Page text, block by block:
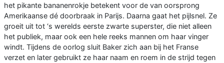
het pikante bananenrokje betekent voor de van oorsprong
Amerikaanse dé doorbraak in Parijs. Daarna gaat het pijlsnel. Ze
groeit uit tot ‘s werelds eerste zwarte superster, die niet alleen
het publiek, maar ook een hele reeks mannen om haar vinger
windt. Tijdens de oorlog sluit Baker zich aan bij het Franse
verzet en later gebruikt ze haar naam en roem in de strijd tegen